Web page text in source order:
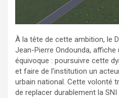
À la tête de cette ambition, le
Jean-Pierre Ondounda,
équivoque : poursuivre cette
et faire de l’institution un
urbain national. Cette volonté
de replacer durablement la